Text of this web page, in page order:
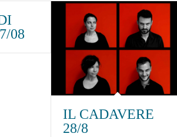
08
IL CADAVERE
28/8